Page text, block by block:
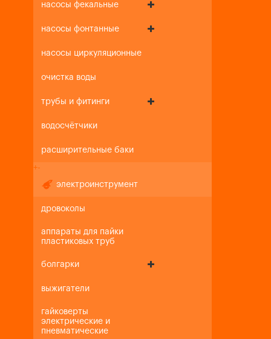
насосы фекальные
насосы фонтанные
насосы циркуляционные
очистка воды
трубы и фитинги
водосчётчики
расширительные баки
+-
электроинструмент
дровоколы
аппараты для пайки
пластиковых труб
болгарки
выжигатели
гайковерты
электрические и
пневматические